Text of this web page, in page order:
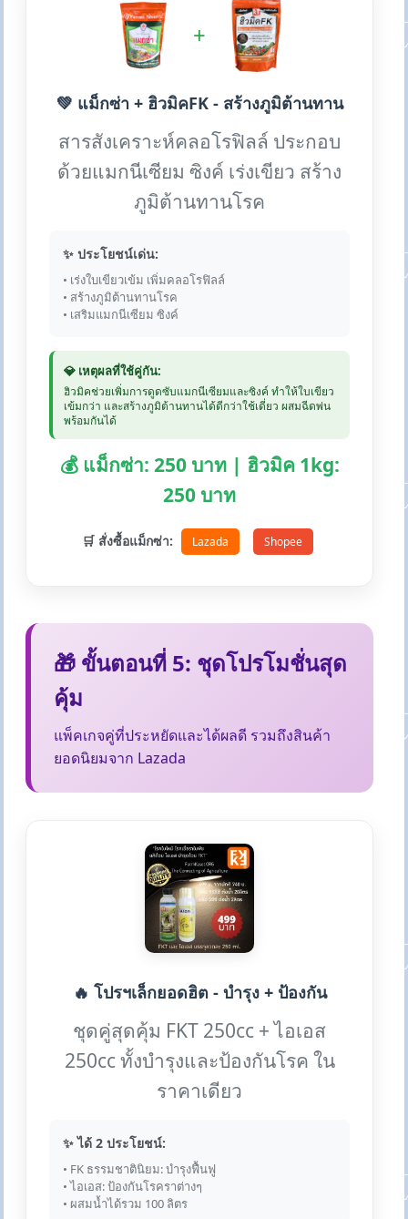
+
💚 แม็กซ่า + ฮิวมิคFK - สร้างภูมิต้านทาน
สารสังเคราะห์คลอโรฟิลล์ ประกอบ
ด้วยแมกนีเซียม ซิงค์ เร่งเขียว สร้าง
ภูมิต้านทานโรค
✨ ประโยชน์เด่น:
• เร่งใบเขียวเข้ม เพิ่มคลอโรฟิลล์
• สร้างภูมิต้านทานโรค
• เสริมแมกนีเซียม ซิงค์
💎 เหตุผลที่ใช้คู่กัน:
ฮิวมิคช่วยเพิ่มการดูดซับแมกนีเซียมและซิงค์ ทำให้ใบเขียว
เข้มกว่า และสร้างภูมิต้านทานได้ดีกว่าใช้เดี่ยว ผสมฉีดพ่น
พร้อมกันได้
💰 แม็กซ่า: 250 บาท | ฮิวมิค 1kg:
250 บาท
🛒 สั่งซื้อแม็กซ่า: Lazada Shopee
🎁 ขั้นตอนที่ 5: ชุดโปรโมชั่นสุด
คุ้ม
แพ็คเกจคู่ที่ประหยัดและได้ผลดี รวมถึงสินค้า
ยอดนิยมจาก Lazada
🔥 โปรฯเล็กยอดฮิต - บำรุง + ป้องกัน
ชุดคู่สุดคุ้ม FKT 250cc + ไอเอส
250cc ทั้งบำรุงและป้องกันโรค ใน
ราคาเดียว
✨ ได้ 2 ประโยชน์:
• FK ธรรมชาตินิยม: บำรุงฟื้นฟู
• ไอเอส: ป้องกันโรคราต่างๆ
• ผสมน้ำได้รวม 100 ลิตร